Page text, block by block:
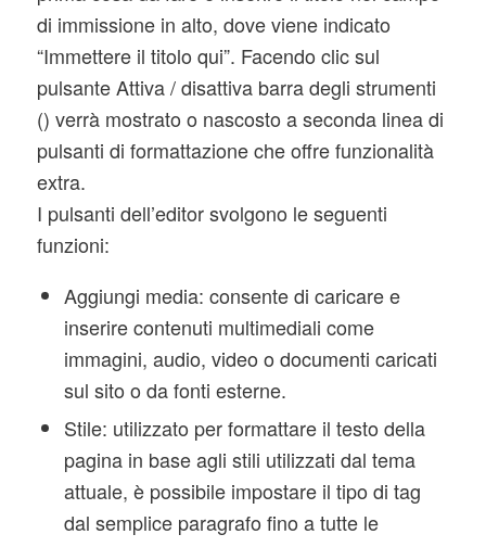
di immissione in alto, dove viene indicato
“Immettere il titolo qui”. Facendo clic sul
pulsante Attiva / disattiva barra degli strumenti
() verrà mostrato o nascosto a seconda linea di
pulsanti di formattazione che offre funzionalità
extra.
I pulsanti dell’editor svolgono le seguenti
funzioni:
Aggiungi media: consente di caricare e
inserire contenuti multimediali come
immagini, audio, video o documenti caricati
sul sito o da fonti esterne.
Stile: utilizzato per formattare il testo della
pagina in base agli stili utilizzati dal tema
attuale, è possibile impostare il tipo di tag
dal semplice paragrafo fino a tutte le